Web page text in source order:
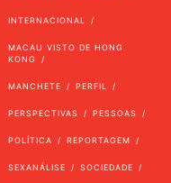
INTERNACIONAL
MACAU VISTO DE HONG
KONG
MANCHETE PERFIL
PERSPECTIVAS PESSOAS
POLÍTICA REPORTAGEM
SEXANÁLISE SOCIEDADE